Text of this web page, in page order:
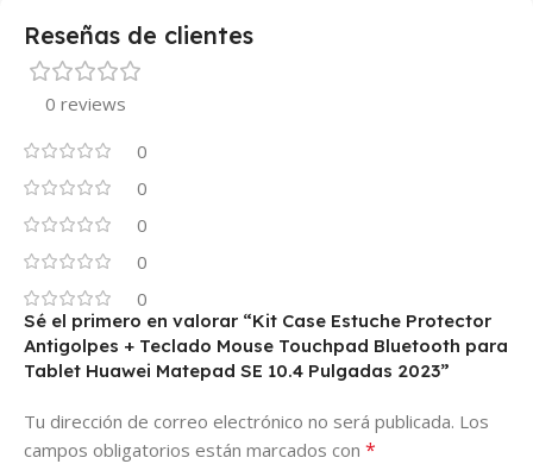
Reseñas de clientes
0 reviews
0
0
0
0
0
Sé el primero en valorar “Kit Case Estuche Protector
Antigolpes + Teclado Mouse Touchpad Bluetooth para
Tablet Huawei Matepad SE 10.4 Pulgadas 2023”
Tu dirección de correo electrónico no será publicada. Los
campos obligatorios están marcados con *